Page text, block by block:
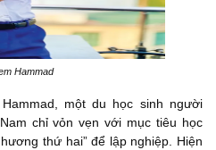
Hammad
một du học sinh người
chỉ vỏn vẹn với mục tiêu học
thứ hai” để lập nghiệp. Hiện